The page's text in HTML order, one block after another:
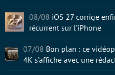
08/08 iOS 27 corrige
récurrent sur l’iPhone
07/08 Bon plan : ce
4K s’affiche avec une